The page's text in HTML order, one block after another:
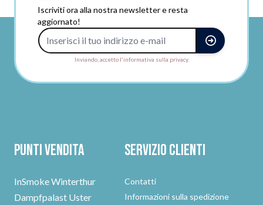
Iscriviti ora alla nostra newsletter e resta
aggiornato!
Inviando, accetto l'informativa sulla privacy.
Punti vendita
InSmoke Winterthur
Dampfpalast Uster
Servizio clienti
Contatti
Informazioni sulla spedizione